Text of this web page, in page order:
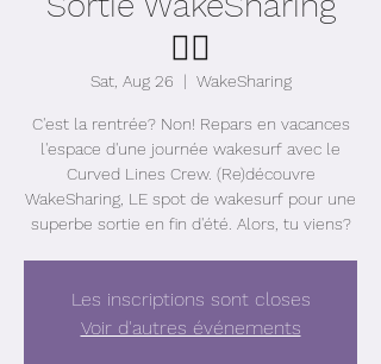
🏄‍♂️
Sat, Aug 26
  |
WakeSharing
C'est la rentrée? Non! Repars en vacances
l'espace d'une journée wakesurf avec le
Curved Lines Crew. (Re)découvre
WakeSharing, LE spot de wakesurf pour une
superbe sortie en fin d'été. Alors, tu viens?
Les inscriptions sont closes
Voir d'autres événements